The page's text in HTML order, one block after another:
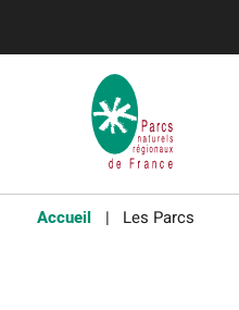
Accueil Les Parcs